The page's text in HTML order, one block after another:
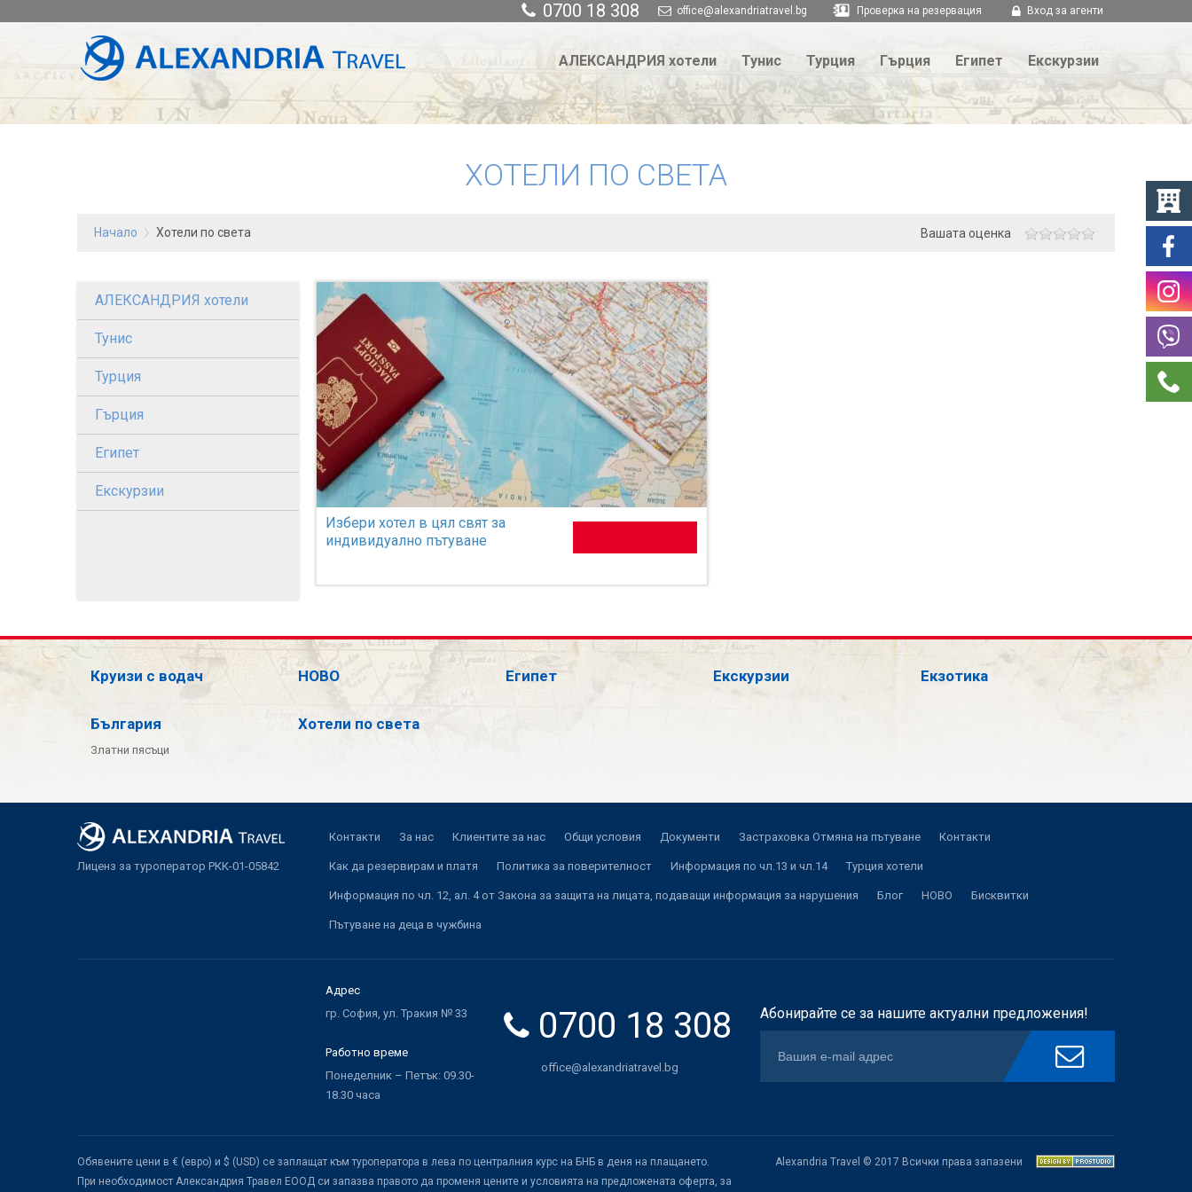
0700 18 308 office@alexandriatravel.bg Проверка на резервация Вход за агенти
АЛЕКСАНДРИЯ хотели Тунис Турция Гърция Египет Екскурзии
ХОТЕЛИ ПО СВЕТА
Начало Хотели по света Вашата оценка
АЛЕКСАНДРИЯ хотели
Тунис
Турция
Гърция
Египет
Екскурзии
Избери хотел в цял свят за
индивидуално пътуване
Круизи с водач НОВО Египет Екскурзии Екзотика
България
Златни пясъци
Хотели по света
Лиценз за туроператор РКК-01-05842
Контакти За нас Клиентите за нас Общи условия Документи Застраховка Отмяна на пътуване Контакти
Как да резервирам и платя Политика за поверителност Информация по чл.13 и чл.14 Турция хотели
Информация по чл. 12, ал. 4 от Закона за защита на лицата, подаващи информация за нарушения Блог НОВО Бисквитки
Пътуване на деца в чужбина
Адрес
гр. София, ул. Тракия № 33
Работно време
Понеделник – Петък: 09.30-
18.30 часа
0700 18 308
office@alexandriatravel.bg
Абонирайте се за нашите актуални предложения!
Обявените цени в € (евро) и $ (USD) се заплащат към туроператора в лева по централния курс на БНБ в деня на плащането.
При необходимост Александрия Травел ЕООД си запазва правото да променя цените и условията на предложената оферта, за
Alexandria Travel © 2017 Всички права запазени